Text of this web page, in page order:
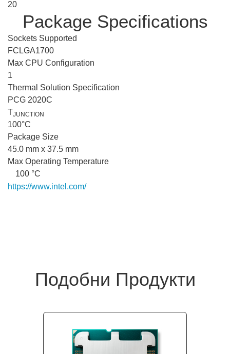
20
Package Specifications
Sockets Supported
FCLGA1700
Max CPU Configuration
1
Thermal Solution Specification
PCG 2020C
TJUNCTION
100°C
Package Size
45.0 mm x 37.5 mm
Max Operating Temperature
100 °C
https://www.intel.com/content/www/us/en/products/sku/
Подобни Продукти